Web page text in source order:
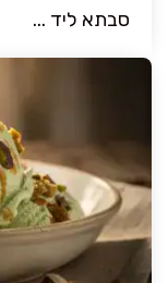
סבתא ליד ...